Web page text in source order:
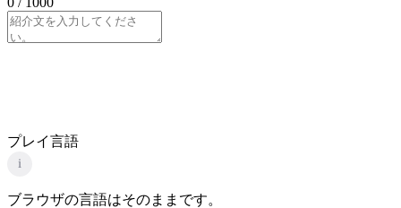
プレイ言語
i
ブラウザの言語はそのままです。